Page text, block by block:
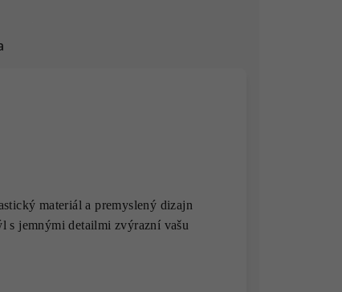
materiál a premyslený dizajn
jemnými detailmi zvýrazní vašu